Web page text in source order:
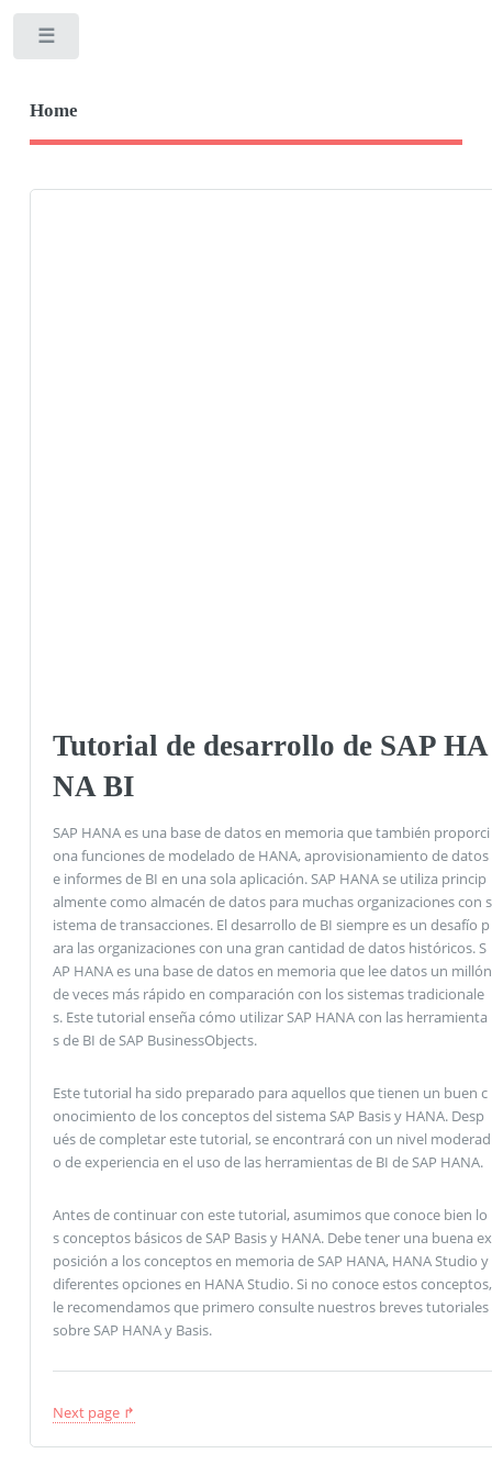
Home
Tutorial de desarrollo de SAP HA
NA BI
SAP HANA es una base de datos en memoria que también proporci
ona funciones de modelado de HANA, aprovisionamiento de datos
e informes de BI en una sola aplicación. SAP HANA se utiliza princip
almente como almacén de datos para muchas organizaciones con s
istema de transacciones. El desarrollo de BI siempre es un desafío p
ara las organizaciones con una gran cantidad de datos históricos. S
AP HANA es una base de datos en memoria que lee datos un millón
de veces más rápido en comparación con los sistemas tradicionale
s. Este tutorial enseña cómo utilizar SAP HANA con las herramienta
s de BI de SAP BusinessObjects.
Este tutorial ha sido preparado para aquellos que tienen un buen c
onocimiento de los conceptos del sistema SAP Basis y HANA. Desp
ués de completar este tutorial, se encontrará con un nivel moderad
o de experiencia en el uso de las herramientas de BI de SAP HANA.
Antes de continuar con este tutorial, asumimos que conoce bien lo
s conceptos básicos de SAP Basis y HANA. Debe tener una buena ex
posición a los conceptos en memoria de SAP HANA, HANA Studio y
diferentes opciones en HANA Studio. Si no conoce estos conceptos,
le recomendamos que primero consulte nuestros breves tutoriales
sobre SAP HANA y Basis.
Next page ↱